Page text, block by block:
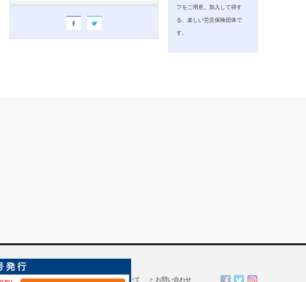
フをご用意。加入して得す
る、楽しい労災保険団体で
す。
埼玉労災一人親方部会について お問い合わせ